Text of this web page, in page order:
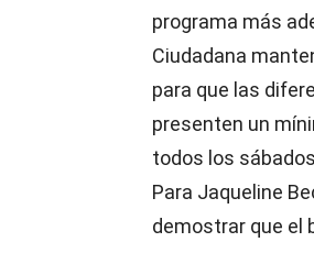
programa más
Ciudadana
para que las
presenten un
todos los
Para Jaqueline
demostrar que el